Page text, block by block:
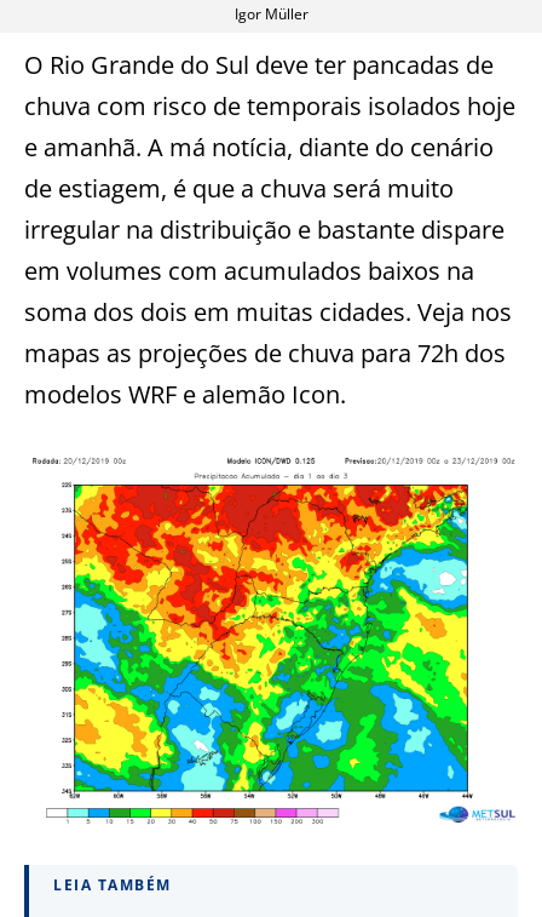
Igor Müller
O Rio Grande do Sul deve ter pancadas de
chuva com risco de temporais isolados hoje
e amanhã. A má notícia, diante do cenário
de estiagem, é que a chuva será muito
irregular na distribuição e bastante dispare
em volumes com acumulados baixos na
soma dos dois em muitas cidades. Veja nos
mapas as projeções de chuva para 72h dos
modelos WRF e alemão Icon.
LEIA TAMBÉM